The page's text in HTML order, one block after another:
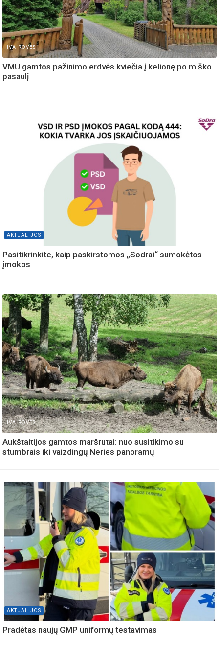
IVAIROVES
VMU gamtos pažinimo erdvės kviečia į kelionę po miško
pasaulį
AKTUALIJOS
Pasitikrinkite, kaip paskirstomos „Sodrai“ sumokėtos
įmokos
IVAIROVES
Aukštaitijos gamtos maršrutai: nuo susitikimo su
stumbrais iki vaizdingų Neries panoramų
AKTUALIJOS
Pradėtas naujų GMP uniformų testavimas